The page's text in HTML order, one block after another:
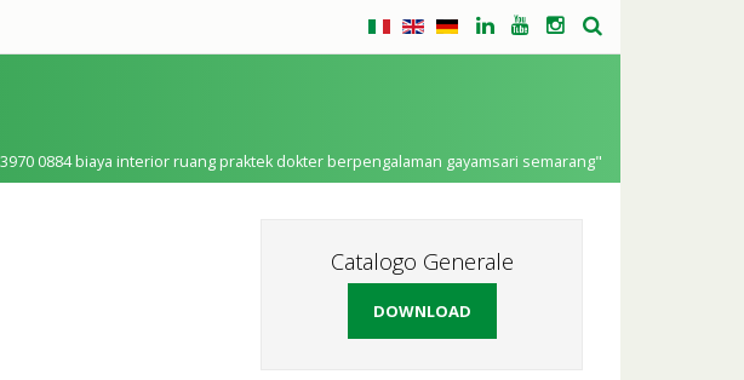
0884 biaya interior ruang praktek dokter berpengalaman gayamsari semarang"
Catalogo Generale
DOWNLOAD